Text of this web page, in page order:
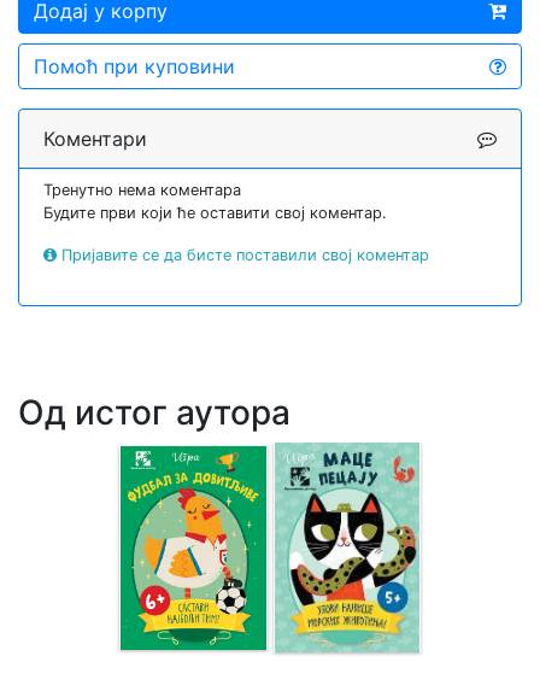
Додај у корпу
Помоћ при куповини
Коментари
Тренутно нема коментара
Будите први који ће оставити свој коментар.
Пријавите се да бисте поставили свој коментар
Од истог аутора